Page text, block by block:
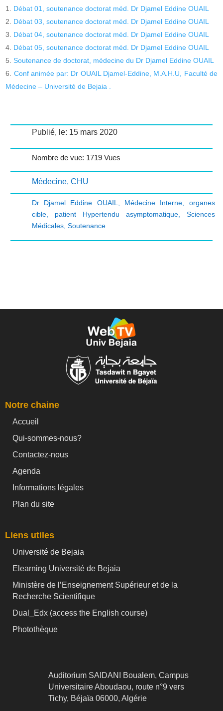
Débat 01, soutenance doctorat méd. Dr Djamel Eddine OUAIL
Débat 03, soutenance doctorat méd. Dr Djamel Eddine OUAIL
Débat 04, soutenance doctorat méd. Dr Djamel Eddine OUAIL
Débat 05, soutenance doctorat méd. Dr Djamel Eddine OUAIL
Soutenance de doctorat, médecine du Dr Djamel Eddine OUAIL
Conf animée par: Dr OUAIL Djamel-Eddine, M.A.H.U, Faculté de
Médecine – Université de Bejaia .
Publié, le: 15 mars 2020
Nombre de vue: 1719 Vues
Médecine, CHU
Dr Djamel Eddine OUAIL Médecine Interne
organes
cible, patient Hypertendu asymptomatique, Sciences
Médicales, Soutenance
Notre chaine
Accueil
Qui-sommes-nous?
Contactez-nous
Agenda
Informations légales
Plan du site
Liens utiles
Université de Bejaia
Elearning Université de Bejaia
Ministère de l’Enseignement Supérieur et de la
Recherche Scientifique
Dual_Edx (access the English course)
Photothèque
Auditorium SAIDANI Boualem, Campus
Universitaire Aboudaou, route n°9 vers
Tichy, Béjaïa 06000, Algérie